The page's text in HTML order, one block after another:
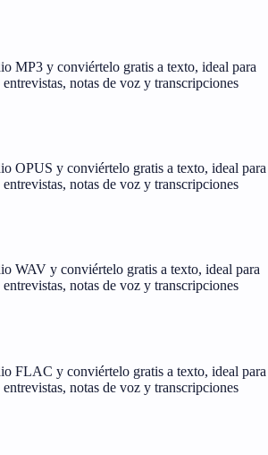
MP3 y conviértelo gratis a texto, ideal para
notas de voz y transcripciones
OPUS y conviértelo gratis a texto, ideal para
notas de voz y transcripciones
WAV y conviértelo gratis a texto, ideal para
notas de voz y transcripciones
FLAC y conviértelo gratis a texto, ideal para
notas de voz y transcripciones